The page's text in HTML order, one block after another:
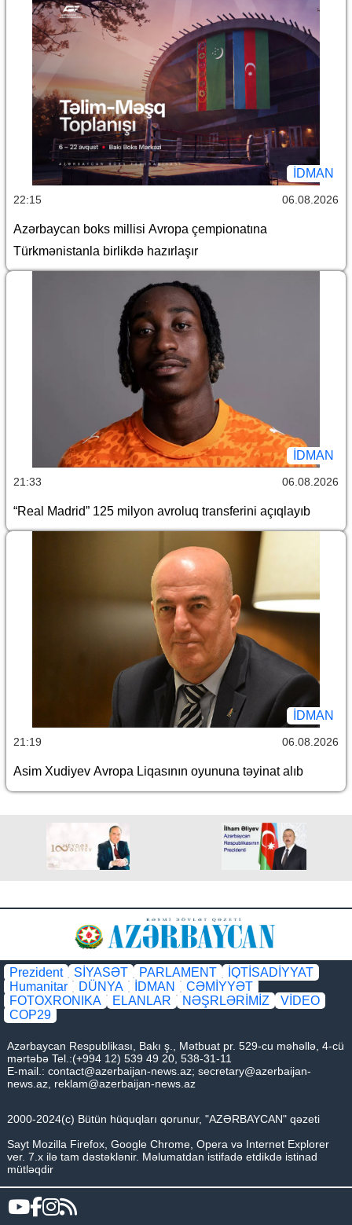
İDMAN
22:15 06.08.2026
Azərbaycan boks millisi Avropa çempionatına
Türkmənistanla birlikdə hazırlaşır
İDMAN
21:33 06.08.2026
“Real Madrid” 125 milyon avroluq transferini açıqlayıb
İDMAN
21:19 06.08.2026
Asim Xudiyev Avropa Liqasının oyununa təyinat alıb
Prezident SİYASƏT PARLAMENT
İQTİSADİYYAT
Humanitar
DÜNYA İDMAN
CƏMİYYƏT
FOTOXRONIKA
ELANLAR NƏŞRLƏRİMİZ
VİDEO
COP29
Azərbaycan Respublikası, Bakı ş., Mətbuat pr. 529-cu məhəllə, 4-cü
mərtəbə Tel.:(+994 12) 539 49 20, 538-31-11
E-mail.: contact@azerbaijan-news.az; secretary@azerbaijan-
news.az, reklam@azerbaijan-news.az
2000-2024(c) Bütün hüquqları qorunur, "AZƏRBAYCAN" qəzeti
Sayt Mozilla Firefox, Google Chrome, Opera və Internet Explorer
ver. 7.x ilə tam dəstəklənir. Məlumatdan istifadə etdikdə istinad
mütləqdir